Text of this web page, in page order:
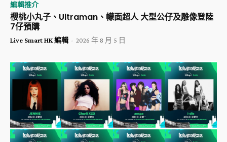
編輯推介
櫻桃小丸子、Ultraman、幪面超人 大型公仔及雕像登陸
7仔預購
Live Smart HK 編輯 - 2026 年 8 月 5 日